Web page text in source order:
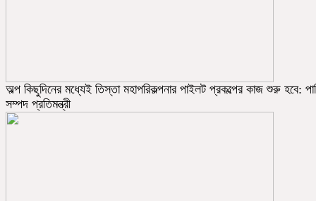
অল্প কিছুদিনের মধ্যেই তিস্তা মহাপরিকল্পনার পাইলট প্রকল্পের কাজ শুরু হবে:
সম্পদ প্রতিমন্ত্রী